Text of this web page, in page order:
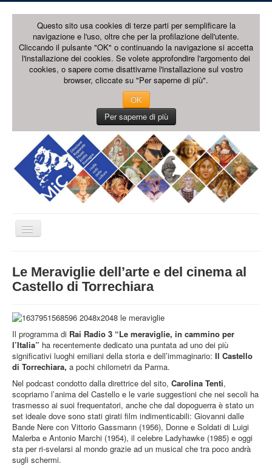
Questo sito usa cookies di terze parti per semplificare la
navigazione e l'uso, oltre che per la profilazione dell'utente.
Cliccando il pulsante "OK" o continuando la navigazione si accetta
l'installazione dei cookies. Se volete approfondire l'argomento dei
cookies, o sapere come disattivarne l'installazione sul vostro
browser, cliccate su "Per saperne di più".
OK
Per saperne di più
Cambia
navigazione
STRUTTURA
MUSEI
EVENTI
Le Meraviglie dell’arte e del cinema al
Castello di Torrechiara
Il programma di Rai Radio 3 “Le meraviglie, in cammino per
l’Italia” ha recentemente dedicato una puntata ad uno dei più
significativi luoghi emiliani della storia e dell’immaginario: Il Castello
di Torrechiara, a pochi chilometri da Parma.
Nel podcast condotto dalla direttrice del sito, Carolina Tenti,
scopriamo l’anima del Castello e le varie suggestioni che nei secoli ha
trasmesso ai suoi frequentatori, anche che dal dopoguerra è stato un
set ideale dove sono stati girati film indimenticabili: Giovanni dalle
Bande Nere con Vittorio Gassmann (1956), Donne e Soldati di Luigi
Malerba e Antonio Marchi (1954), il celebre Ladyhawke (1985) e oggi
sta per ri-svelarsi al mondo grazie ad un musical che tra poco andrà
sugli schermi.